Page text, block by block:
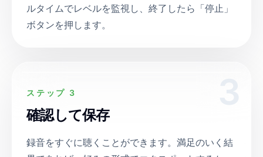
ルタイムでレベルを監視し、終了したら「停止」
ボタンを押します。
ステップ 3
確認して保存
録音をすぐに聴くことができます。満足のいく結